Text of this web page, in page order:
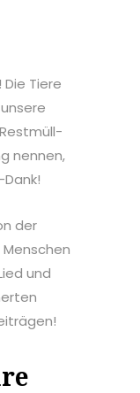
Tiere
nennen,
der
und